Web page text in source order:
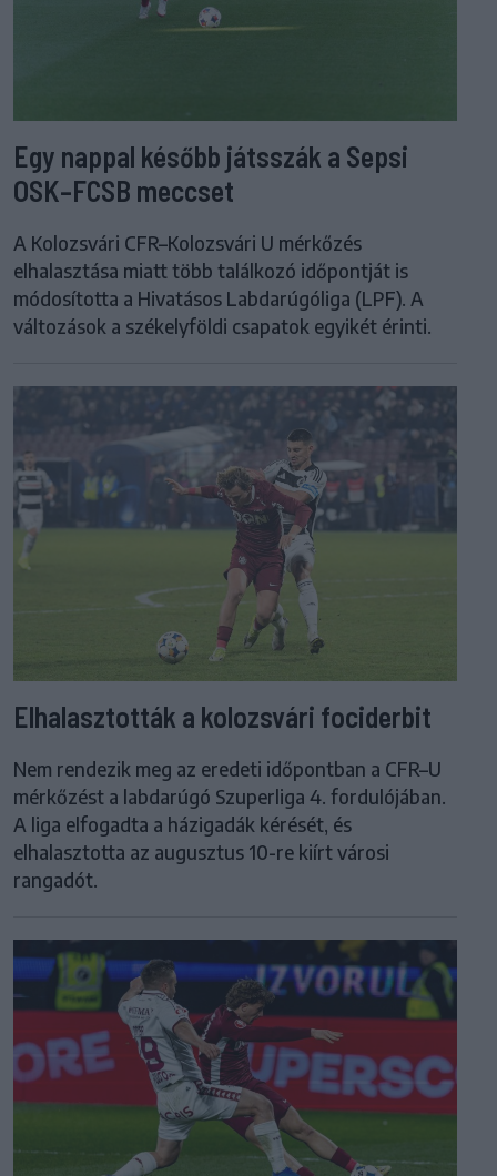
Egy nappal később játsszák a Sepsi
OSK–FCSB meccset
A Kolozsvári CFR–Kolozsvári U mérkőzés
elhalasztása miatt több találkozó időpontját is
módosította a Hivatásos Labdarúgóliga (LPF). A
változások a székelyföldi csapatok egyikét érinti.
Elhalasztották a kolozsvári fociderbit
Nem rendezik meg az eredeti időpontban a CFR–U
mérkőzést a labdarúgó Szuperliga 4. fordulójában.
A liga elfogadta a házigadák kérését, és
elhalasztotta az augusztus 10-re kiírt városi
rangadót.